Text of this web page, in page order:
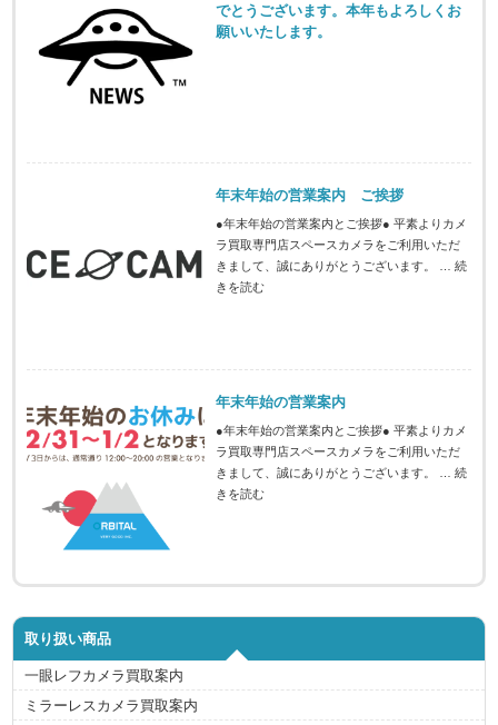
でとうございます。本年もよろしくお
願いいたします。
年末年始の営業案内 ご挨拶
●年末年始の営業案内とご挨拶● 平素よりカメ
ラ買取専門店スペースカメラをご利用いただ
きまして、誠にありがとうございます。 …続
きを読む
年末年始の営業案内
●年末年始の営業案内とご挨拶● 平素よりカメ
ラ買取専門店スペースカメラをご利用いただ
きまして、誠にありがとうございます。 …続
きを読む
取り扱い商品
一眼レフカメラ買取案内
ミラーレスカメラ買取案内